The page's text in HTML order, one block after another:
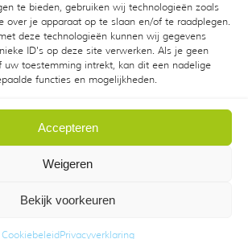
te bieden, gebruiken wij technologieën zoals
over je apparaat op te slaan en/of te raadplegen.
deze technologieën kunnen wij gegevens
ID's op deze site verwerken. Als je geen
toestemming intrekt, kan dit een nadelige
functies en mogelijkheden.
Accepteren
Weigeren
Bekijk voorkeuren
CookiebeleidPrivacyverklaring
zonder hak- en breekwerk
Algemene
KMZ